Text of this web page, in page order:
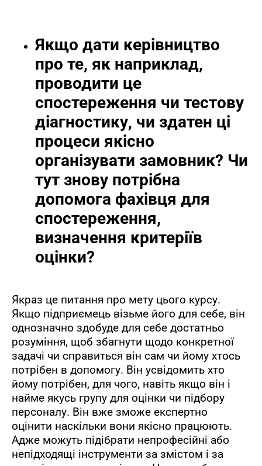
Якщо дати керівництво
про те, як наприклад,
проводити це
спостереження чи тестову
діагностику, чи здатен ці
процеси якісно
організувати замовник? Чи
тут знову потрібна
допомога фахівця для
спостереження,
визначення критеріїв
оцінки?
Якраз це питання про мету цього курсу.
Якщо підприємець візьме його для себе, він
однозначно здобуде для себе достатньо
розуміння, щоб збагнути щодо конкретної
задачі чи справиться він сам чи йому хтось
потрібен в допомогу. Він усвідомить хто
йому потрібен, для чого, навіть якщо він і
найме якусь групу для оцінки чи підбору
персоналу. Він вже зможе експертно
оцінити наскільки вони якісно працюють.
Адже можуть підібрати непрофесійні або
непідходящі інструменти за змістом і за